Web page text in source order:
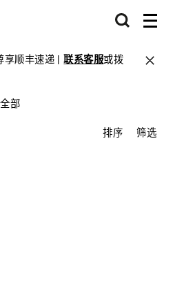
享顺丰速递 |联系客服或拨
部
排序 筛选